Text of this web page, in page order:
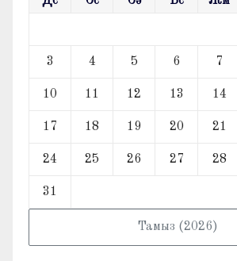
Тамыз (2026)
3 4 5 6 7
10 11 12 13 14
17 18 19 20 21
24 25 26 27 28
31